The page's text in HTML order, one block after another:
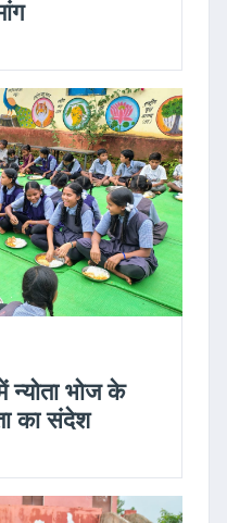
भोज के
का संदेश